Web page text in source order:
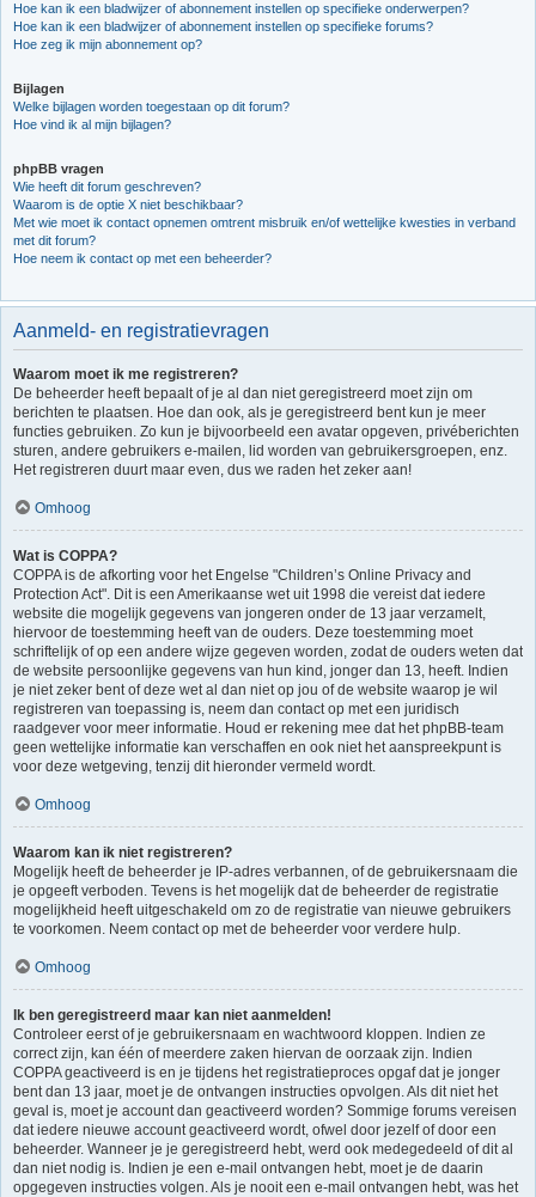
Hoe kan ik een bladwijzer of abonnement instellen op specifieke onderwerpen?
Hoe kan ik een bladwijzer of abonnement instellen op specifieke forums?
Hoe zeg ik mijn abonnement op?
Bijlagen
Welke bijlagen worden toegestaan op dit forum?
Hoe vind ik al mijn bijlagen?
phpBB vragen
Wie heeft dit forum geschreven?
Waarom is de optie X niet beschikbaar?
Met wie moet ik contact opnemen omtrent misbruik en/of wettelijke kwesties in verband
met dit forum?
Hoe neem ik contact op met een beheerder?
Aanmeld- en registratievragen
Waarom moet ik me registreren?
De beheerder heeft bepaalt of je al dan niet geregistreerd moet zijn om
berichten te plaatsen. Hoe dan ook, als je geregistreerd bent kun je meer
functies gebruiken. Zo kun je bijvoorbeeld een avatar opgeven, privéberichten
sturen, andere gebruikers e-mailen, lid worden van gebruikersgroepen, enz.
Het registreren duurt maar even, dus we raden het zeker aan!
Omhoog
Wat is COPPA?
COPPA is de afkorting voor het Engelse "Children’s Online Privacy and
Protection Act". Dit is een Amerikaanse wet uit 1998 die vereist dat iedere
website die mogelijk gegevens van jongeren onder de 13 jaar verzamelt,
hiervoor de toestemming heeft van de ouders. Deze toestemming moet
schriftelijk of op een andere wijze gegeven worden, zodat de ouders weten dat
de website persoonlijke gegevens van hun kind, jonger dan 13, heeft. Indien
je niet zeker bent of deze wet al dan niet op jou of de website waarop je wil
registreren van toepassing is, neem dan contact op met een juridisch
raadgever voor meer informatie. Houd er rekening mee dat het phpBB-team
geen wettelijke informatie kan verschaffen en ook niet het aanspreekpunt is
voor deze wetgeving, tenzij dit hieronder vermeld wordt.
Omhoog
Waarom kan ik niet registreren?
Mogelijk heeft de beheerder je IP-adres verbannen, of de gebruikersnaam die
je opgeeft verboden. Tevens is het mogelijk dat de beheerder de registratie
mogelijkheid heeft uitgeschakeld om zo de registratie van nieuwe gebruikers
te voorkomen. Neem contact op met de beheerder voor verdere hulp.
Omhoog
Ik ben geregistreerd maar kan niet aanmelden!
Controleer eerst of je gebruikersnaam en wachtwoord kloppen. Indien ze
correct zijn, kan één of meerdere zaken hiervan de oorzaak zijn. Indien
COPPA geactiveerd is en je tijdens het registratieproces opgaf dat je jonger
bent dan 13 jaar, moet je de ontvangen instructies opvolgen. Als dit niet het
geval is, moet je account dan geactiveerd worden? Sommige forums vereisen
dat iedere nieuwe account geactiveerd wordt, ofwel door jezelf of door een
beheerder. Wanneer je je geregistreerd hebt, werd ook medegedeeld of dit al
dan niet nodig is. Indien je een e-mail ontvangen hebt, moet je de daarin
opgegeven instructies volgen. Als je nooit een e-mail ontvangen hebt, was het